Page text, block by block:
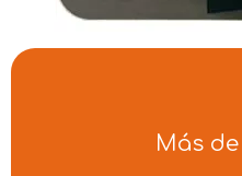
Más de